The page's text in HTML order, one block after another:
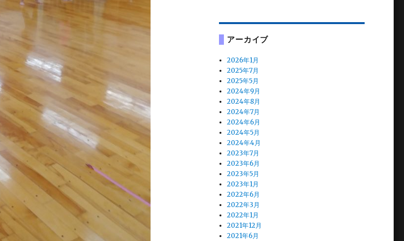
アーカイブ
2026年1月
2025年7月
2025年5月
2024年9月
2024年8月
2024年7月
2024年6月
2024年5月
2024年4月
2023年7月
2023年6月
2023年5月
2023年1月
2022年6月
2022年3月
2022年1月
2021年12月
2021年6月